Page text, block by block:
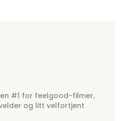
#1 for feelgood-filmer,
og litt velfortjent